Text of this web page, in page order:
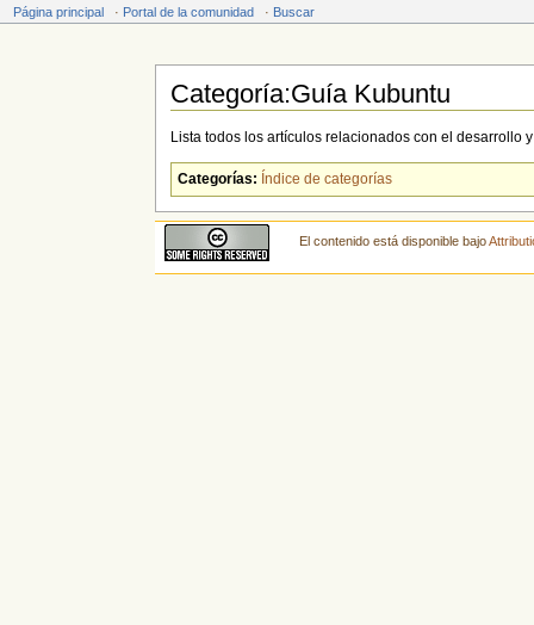
Página principal · Portal de la comunidad · Buscar
Categoría:Guía Kubuntu
Lista todos los artículos relacionados con el desarrollo
Categorías: Índice de categorías
El contenido está disponible bajo